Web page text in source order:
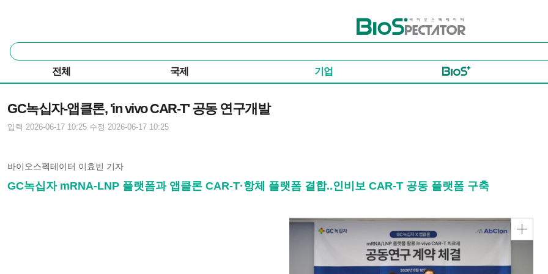
바이오스펙테이터
통
합
색
전체 국제 기업
GC녹십자-앱클론, 'in vivo CAR-T' 공동 연구개발
입력 2026-06-17 10:25 수정 2026-06-17 10:25
바이오스펙테이터 이효빈 기자
GC녹십자 mRNA-LNP 플랫폼과 앱클론 CAR-T·항체 플랫폼 결합..인비보 CAR-T 공동 플랫폼 구축